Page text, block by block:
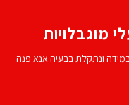
מוגבלויות
ונתקלת בבעיה אנא פנה